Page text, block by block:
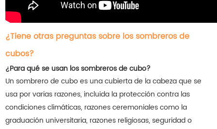
¿Tiene otras preguntas sobre los sombreros de
cubos?
¿Para qué se usan los sombreros de cubo?
Un sombrero de cubo es una cubierta de la cabeza que se
usa por varias razones, incluida la protección contra las
condiciones climáticas, razones ceremoniales como la
graduación universitaria, razones religiosas, seguridad o